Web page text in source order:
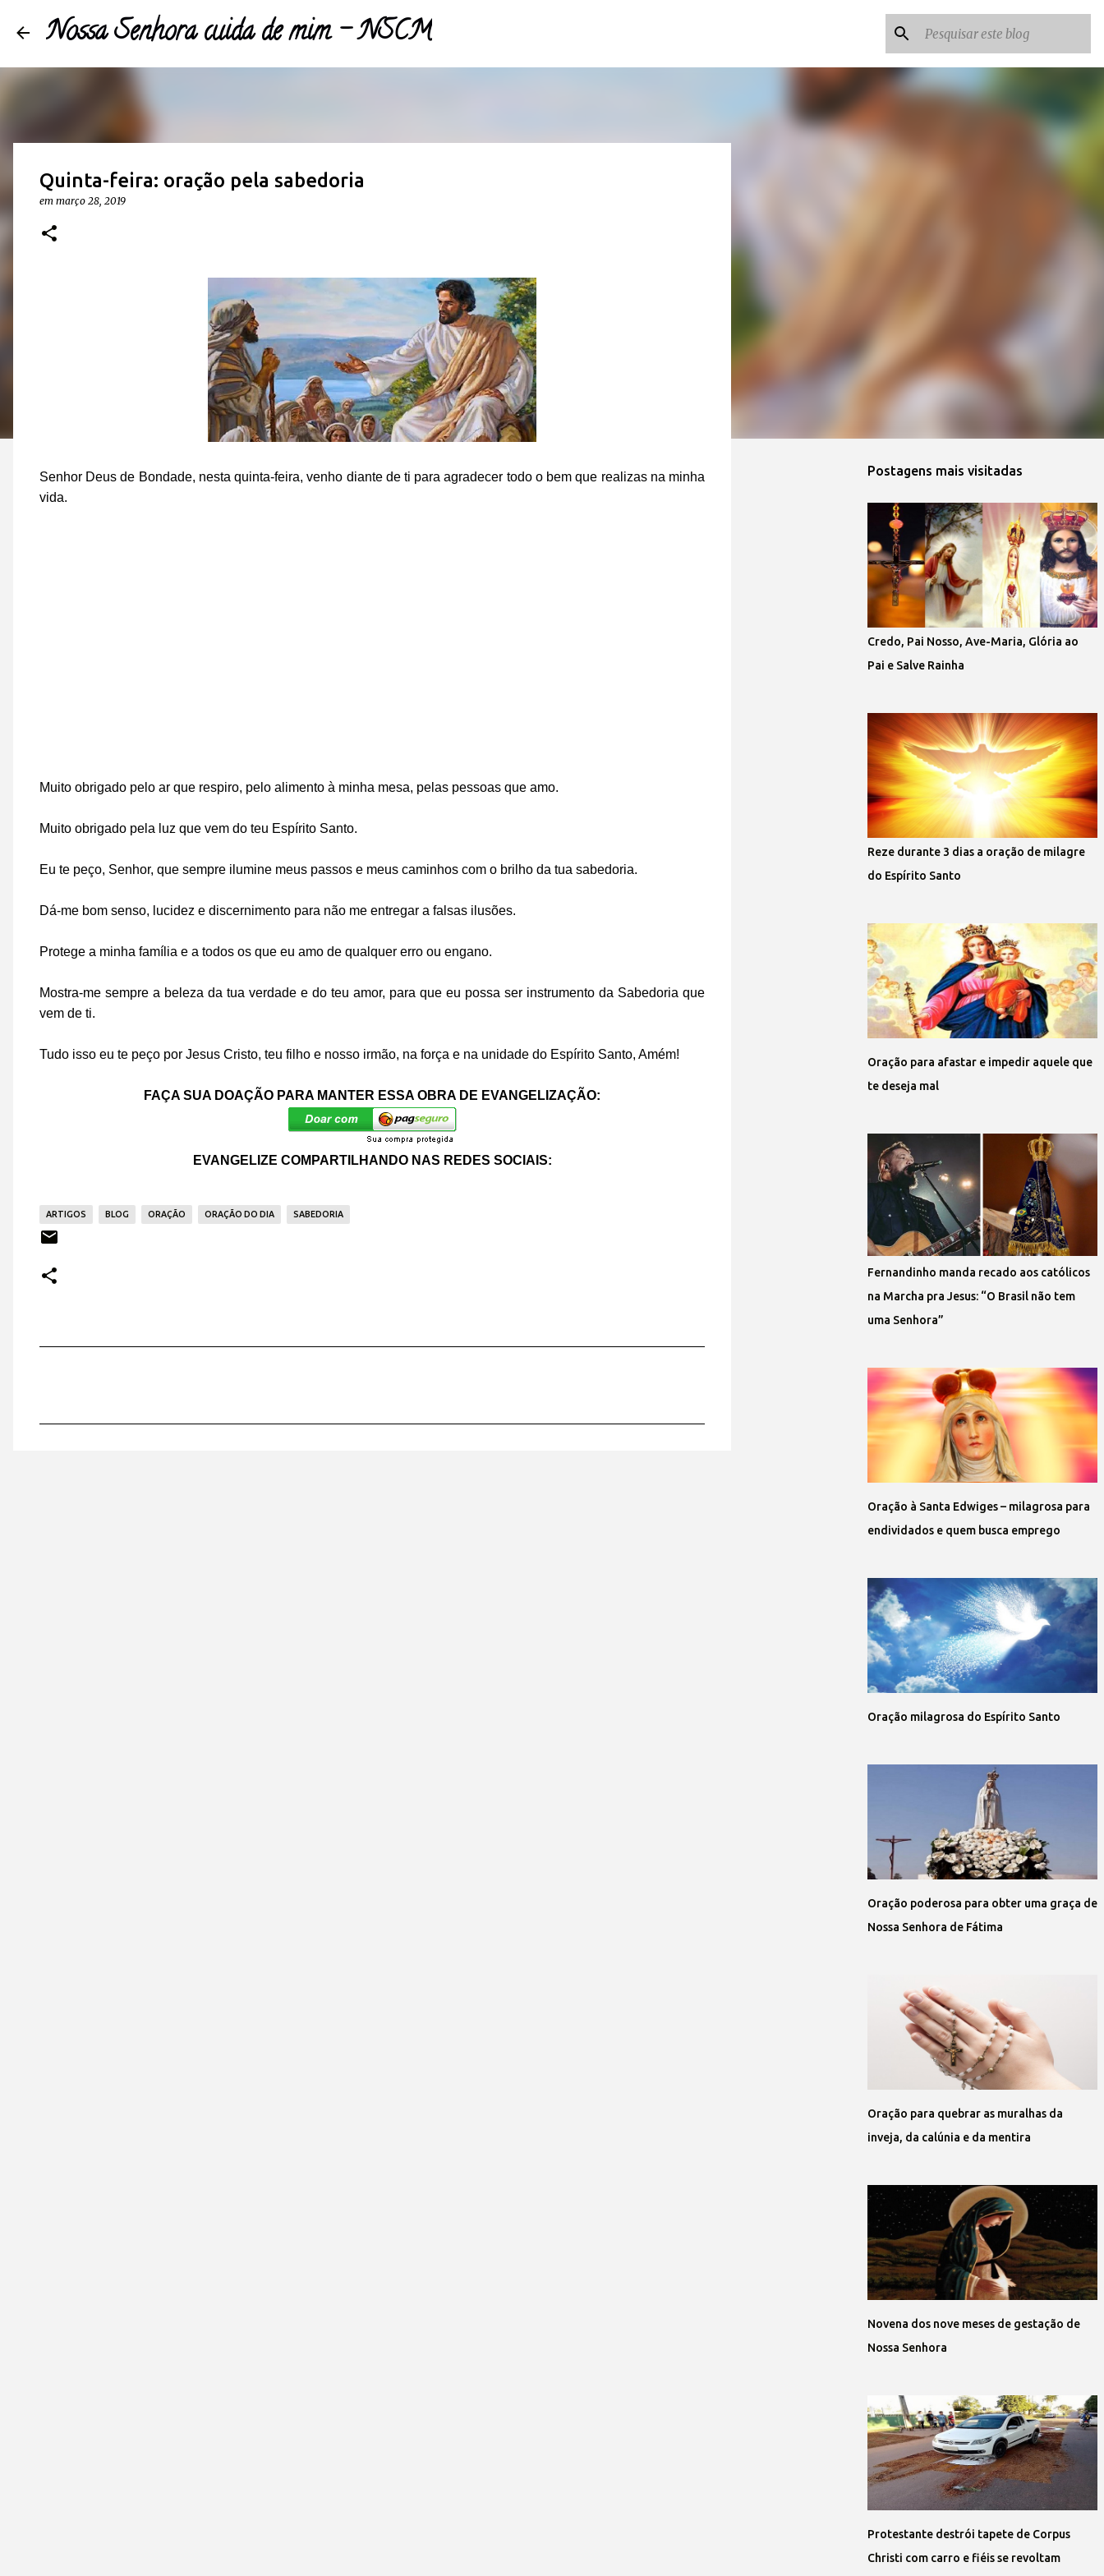
Nossa Senhora cuida de mim - NSCM
Quinta-feira: oração pela sabedoria
em março 28, 2019
Senhor Deus de Bondade, nesta quinta-feira, venho diante de ti para agradecer todo o bem que realizas na minha
vida.
Muito obrigado pelo ar que respiro, pelo alimento à minha mesa, pelas pessoas que amo.
Muito obrigado pela luz que vem do teu Espírito Santo.
Eu te peço, Senhor, que sempre ilumine meus passos e meus caminhos com o brilho da tua sabedoria.
Dá-me bom senso, lucidez e discernimento para não me entregar a falsas ilusões.
Protege a minha família e a todos os que eu amo de qualquer erro ou engano.
Mostra-me sempre a beleza da tua verdade e do teu amor, para que eu possa ser instrumento da Sabedoria que
vem de ti.
Tudo isso eu te peço por Jesus Cristo, teu filho e nosso irmão, na força e na unidade do Espírito Santo, Amém!
FAÇA SUA DOAÇÃO PARA MANTER ESSA OBRA DE EVANGELIZAÇÃO:
EVANGELIZE COMPARTILHANDO NAS REDES SOCIAIS:
ARTIGOS BLOG ORAÇÃO ORAÇÃO DO DIA SABEDORIA
Postagens mais visitadas
Credo, Pai Nosso, Ave-Maria, Glória ao
Pai e Salve Rainha
Reze durante 3 dias a oração de milagre
do Espírito Santo
Oração para afastar e impedir aquele que
te deseja mal
Fernandinho manda recado aos católicos
na Marcha pra Jesus: “O Brasil não tem
uma Senhora”
Oração à Santa Edwiges – milagrosa para
endividados e quem busca emprego
Oração milagrosa do Espírito Santo
Oração poderosa para obter uma graça de
Nossa Senhora de Fátima
Oração para quebrar as muralhas da
inveja, da calúnia e da mentira
Novena dos nove meses de gestação de
Nossa Senhora
Protestante destrói tapete de Corpus
Christi com carro e fiéis se revoltam